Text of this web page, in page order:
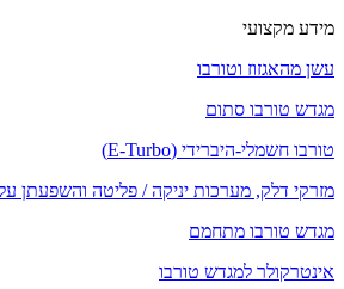
מידע מקצועי
עשן מהאגזוז וטורבו
מגדש טורבו סתום
טורבו חשמלי-היברידי (E-Turbo)
מזרקי דלק, מערכות יניקה / פליטה והשפעתן
מגדש טורבו מתחמם
אינטרקולר למגדש טורבו